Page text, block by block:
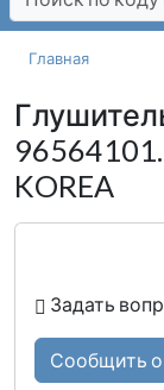
Главная
KOREA
Задать
Сообщить о